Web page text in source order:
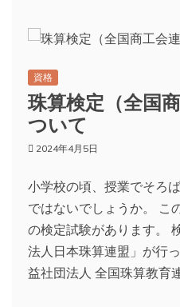
資格
珠算検定（全国
ついて
2024年4月5日
小学校の頃、授業でそろ
ではないでしょうか。 こ
の検定試験があります。
法人日本珠算連盟」が行
益社団法人 全国珠算教育